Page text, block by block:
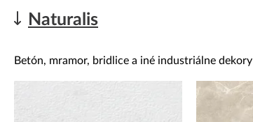
Naturalis
Betón, mramor, bridlice a iné industriálne dekory